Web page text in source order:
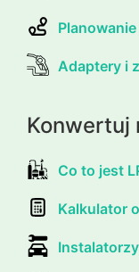
Adaptery i
Konwertuj
Co to jest
Kalkulator